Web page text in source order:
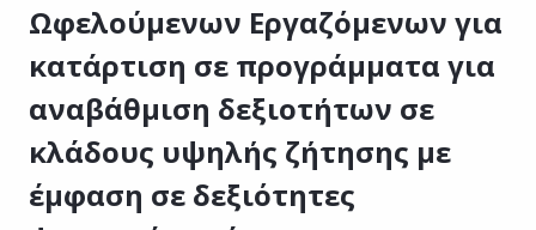
Ωφελούμενων Εργαζόμενων για
κατάρτιση σε προγράμματα για
αναβάθμιση δεξιοτήτων σε
κλάδους υψηλής ζήτησης με
έμφαση σε δεξιότητες